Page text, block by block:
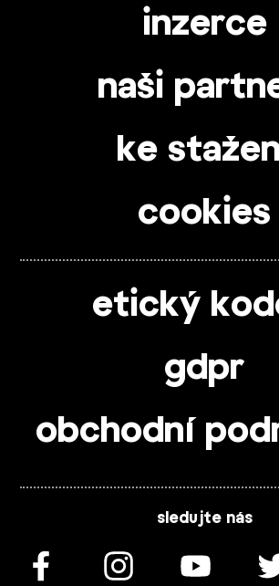
inzerce
naši
ke
cookies
etický
gdpr
obchodní
sledujte nás